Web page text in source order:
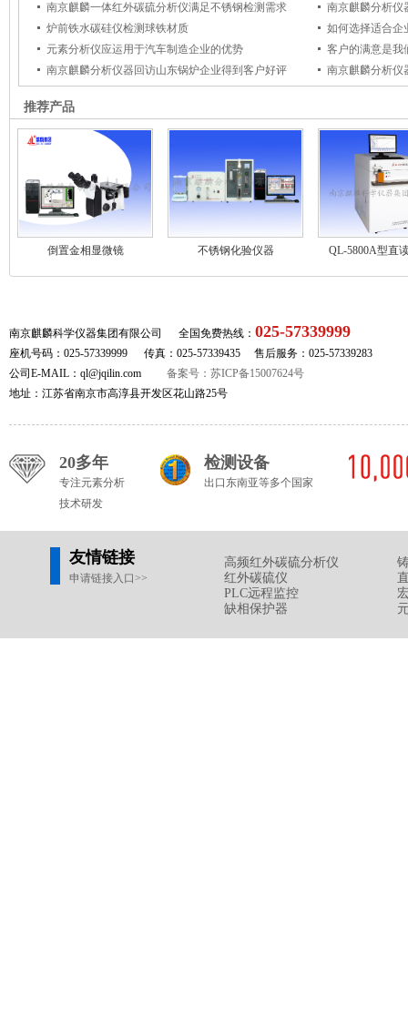
南京麒麟一体红外碳硫分析仪满足不锈钢检测需求
南京麒麟分析仪
炉前铁水碳硅仪检测球铁材质
如何选择适合企
元素分析仪应运用于汽车制造企业的优势
客户的满意是我
南京麒麟分析仪器回访山东锅炉企业得到客户好评
南京麒麟分析仪
推荐产品
倒置金相显微镜 不锈钢化验仪器 QL-5800A型直
南京麒麟科学仪器集团有限公司 全国免费热线： 025-57339999
座机号码：025-57339999 传真：025-57339435 售后服务：025-57339283
公司E-MAIL：ql@jqilin.com
备案号：苏ICP备15007624号
地址：江苏省南京市高淳县开发区花山路25号
20多年
专注元素分析
技术研发
检测设备
出口东南亚等多个国家
友情链接
申请链接入口>>
高频红外碳硫分析仪
红外碳硫仪
PLC远程监控
缺相保护器